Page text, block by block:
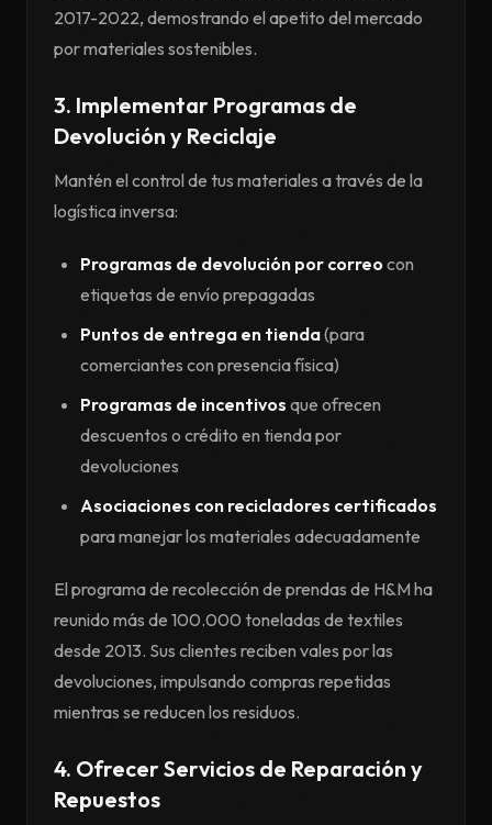
2017-2022, demostrando el apetito del mercado
por materiales sostenibles.
3. Implementar Programas de
Devolución y Reciclaje
Mantén el control de tus materiales a través de la
logística inversa:
Programas de devolución por correo con
etiquetas de envío prepagadas
Puntos de entrega en tienda(para
comerciantes con presencia física)
Programas de incentivos que ofrecen
descuentos o crédito en tienda por
devoluciones
Asociaciones con recicladores certificados
para manejar los materiales adecuadamente
El programa de recolección de prendas de H&M ha
reunido más de 100.000 toneladas de textiles
desde 2013. Sus clientes reciben vales por las
devoluciones, impulsando compras repetidas
mientras se reducen los residuos.
4. Ofrecer Servicios de Reparación y
Repuestos